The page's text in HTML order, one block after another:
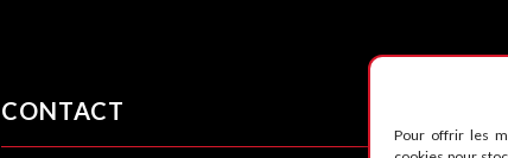
Pour offrir les
CONTACT